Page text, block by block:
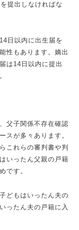
提出しなければな
日以内に出生届を
性もあります。嫡出
は14日以内に提出
父子関係不存在確認
スが多々あります。
これらの審判書や判
いったん父親の戸籍
です。
どもはいったん夫の
ったん夫の戸籍に入